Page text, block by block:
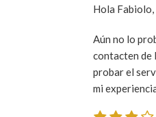
Hola Fabiolo,
Aún no lo
contacten de
probar el
mi